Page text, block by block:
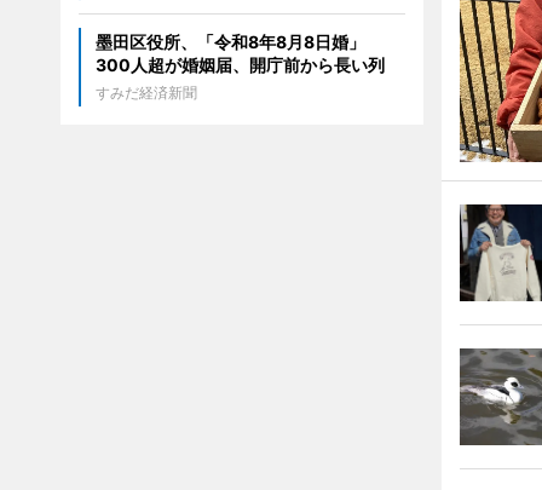
墨田区役所、「令和8年8月8日婚」
300人超が婚姻届、開庁前から長い列
すみだ経済新聞